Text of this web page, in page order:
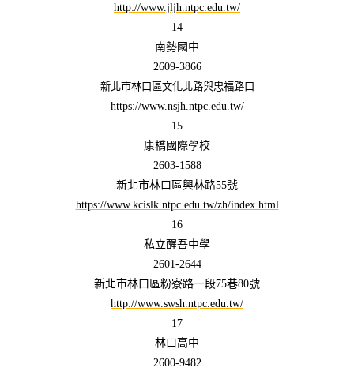
http://www.jljh.ntpc.edu.tw/
14
南勢國中
2609-3866
新北市林口區文化北路與忠福路口
https://www.nsjh.ntpc.edu.tw/
15
康橋國際學校
2603-1588
新北市林口區興林路55號
https://www.kcislk.ntpc.edu.tw/zh/index.html
16
私立醒吾中學
2601-2644
新北市林口區粉寮路一段75巷80號
http://www.swsh.ntpc.edu.tw/
17
林口高中
2600-9482